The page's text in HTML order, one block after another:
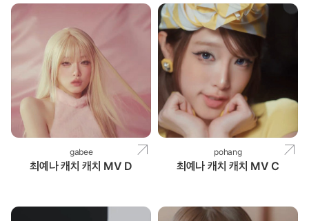
gabee
최예나 캐치 캐치 MV D
pohang
최예나 캐치 캐치 MV C